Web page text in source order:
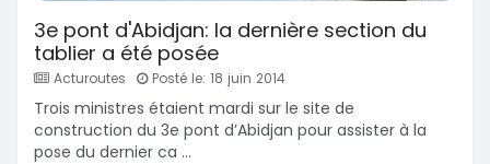
3e pont d'Abidjan: la dernière section du
tablier a été posée
Acturoutes Posté le: 18 juin 2014
Trois ministres étaient mardi sur le site de
construction du 3e pont d’Abidjan pour assister à la
pose du dernier ca ...